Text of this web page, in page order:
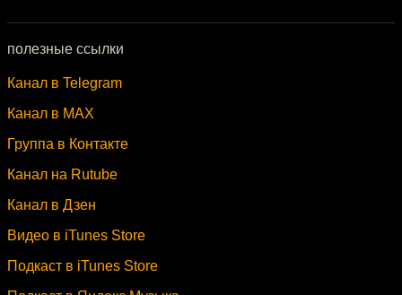
полезные ссылки
Канал в Telegram
Канал в MAX
Группа в Контакте
Канал на Rutube
Канал в Дзен
Видео в iTunes Store
Подкаст в iTunes Store